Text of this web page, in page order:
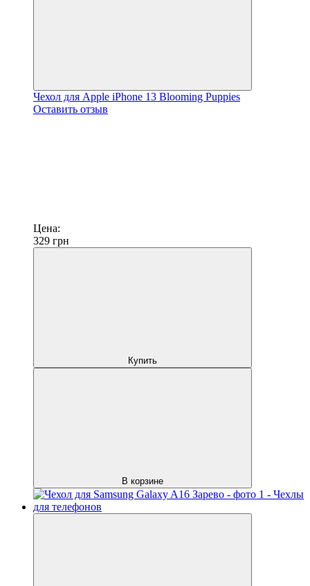
Чехол для Apple iPhone 13 Blooming Puppies
Оставить отзыв
Цена:
329 грн
Купить
В корзине